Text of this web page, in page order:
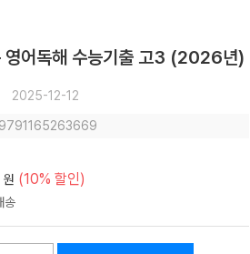
어독해 수능기출 고3 (2026년)
2025-12-12
9791165263669
원 (10% 할인)